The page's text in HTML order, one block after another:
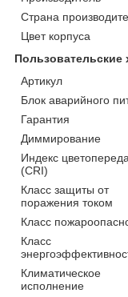
Страна
Цвет корпуса
Пользовательские
Артикул
Блок аварийного
Гарантия
Диммирование
Индекс
(CRI)
Класс защиты от
поражения током
Класс
Класс
Климатическое
исполнение